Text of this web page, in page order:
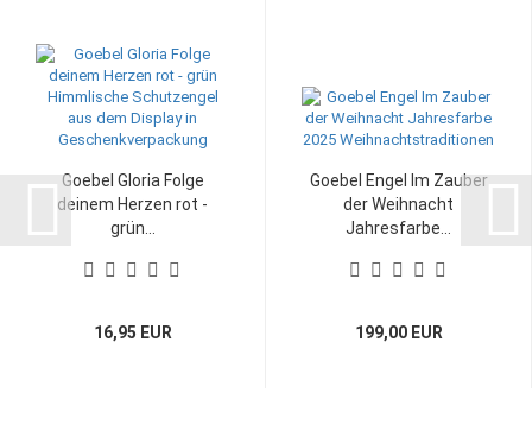
Goebel Gloria Folge
deinem Herzen rot -
grün...
16,95 EUR
Goebel Engel Im Zauber
der Weihnacht
Jahresfarbe...
199,00 EUR